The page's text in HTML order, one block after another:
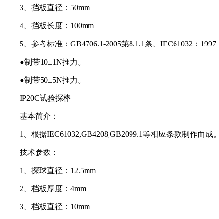
3、挡板直径：50mm
4、挡板长度：100mm
5、参考标准：GB4706.1-2005第8.1.1条、IEC61032：1997
●制带10±1N推力。
●制带50±5N推力。
IP20C试验探棒
基本简介：
1、根据IEC61032,GB4208,GB2099.1等相应条款制作而成
技术参数：
1、探球直径：12.5mm
2、档板厚度：4mm
3、档板直径：10mm